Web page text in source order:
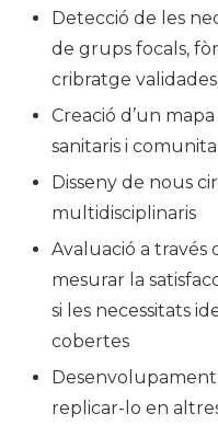
Detecció de les
de grups focals,
cribratge validades
Creació d’un
sanitaris i
Disseny de nous
multidisciplinaris
Avaluació a través
mesurar la
si les necessitats
cobertes
replicar-lo en